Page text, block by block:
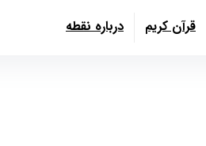
قرآن کریم درباره نقطه